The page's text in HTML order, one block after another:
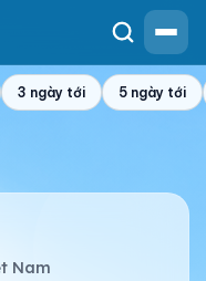
3 ngày tới 5 ngày tới
Nam